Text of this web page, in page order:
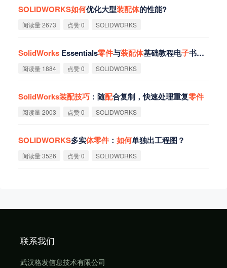
SOLIDWORKS如何优化大型装配体的性能?
阅读量 2673 点赞 0 SOLIDWORKS
SolidWorks Essentials零件与装配体基础教程电子书下载资源
阅读量 1884 点赞 0 SOLIDWORKS
SolidWorks装配技巧 ：随配合复制，快速处理重复零件
阅读量 2003 点赞 0 SOLIDWORKS
SOLIDWORKS多实体零件 ： 如何单独出工程图？
阅读量 3526 点赞 0 SOLIDWORKS
联系我们
武汉格发信息技术有限公司